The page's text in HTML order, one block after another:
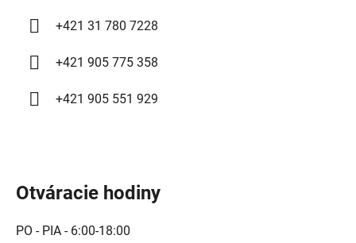
+421 31 780 7228
+421 905 775 358
+421 905 551 929
Otváracie hodiny
PO - PIA - 6:00-18:00